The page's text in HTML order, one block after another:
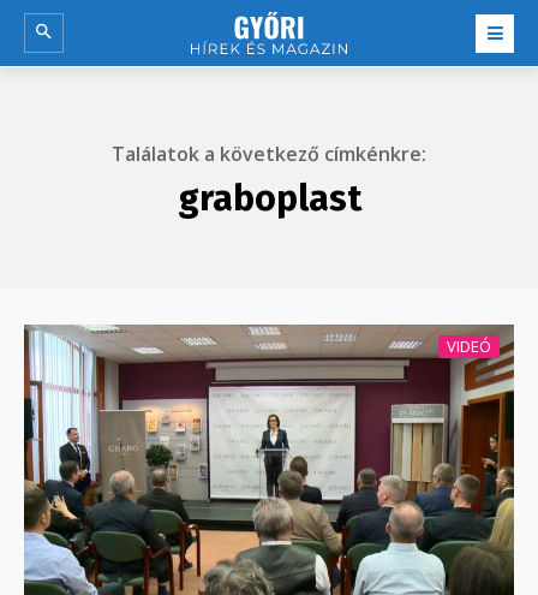
Találatok a következő címkénkre:
graboplast
VIDEÓ